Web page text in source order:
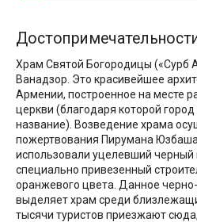
Храм Святой Богородицы («Сурб
Ванадзор. Это красивейшее
Армении, построенное на месте
церкви (благодаря которой
название). Возведение храма
пожертвования Пирумана
использовали уцелевший черный
специально привезенный
оранжевого цвета. Данное
выделяет храм среди
тысячи туристов приезжают